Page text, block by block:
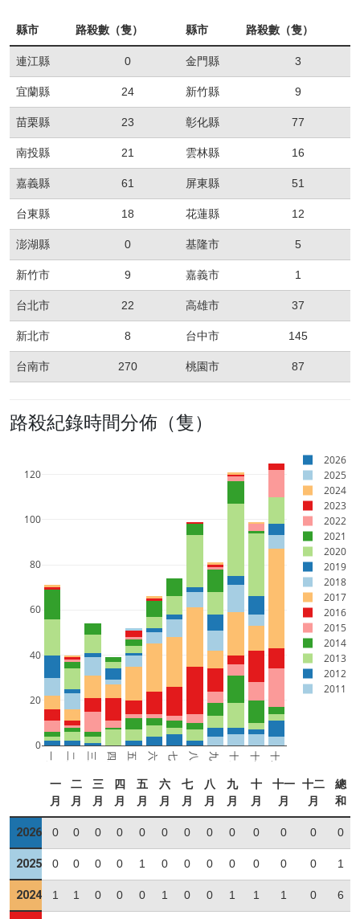
縣市 路殺數（隻） 縣市 路殺數（隻）
連江縣 0 金門縣 3
宜蘭縣 24 新竹縣 9
苗栗縣 23 彰化縣 77
南投縣 21 雲林縣 16
嘉義縣 61 屏東縣 51
台東縣 18 花蓮縣 12
澎湖縣 0 基隆市 5
新竹市 9 嘉義市 1
台北市 22 高雄市 37
新北市 8 台中市 145
台南市 270 桃園市 87
路殺紀錄時間分佈（隻）
一月 二月 三月 四月 五月 六月 七月 八月 九月 十月 十一月 十二月
0
20
40
60
80
100
120
2026
2025
2024
2023
2022
2021
2020
2019
2018
2017
2016
2015
2014
2013
2012
2011
一
月
二
月
三
月
四
月
五
月
六
月
七
月
八
月
九
月
十
月
十一
月
十二
月
總
和
2026 0 0 0 0 0 0 0 0 0 0 0 0 0
2025 0 0 0 0 1 0 0 0 0 0 0 0 1
2024 1 1 0 0 0 1 0 0 1 1 1 0 6